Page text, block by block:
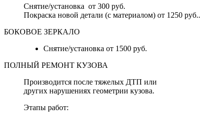
Снятие/установка от 300 руб.
Покраска новой детали (с материалом) от 1250 руб..
БОКОВОЕ ЗЕРКАЛО
Снятие/установка от 1500 руб.
ПОЛНЫЙ РЕМОНТ КУЗОВА
Производится после тяжелых ДТП или
других нарушениях геометрии кузова.
Этапы работ: